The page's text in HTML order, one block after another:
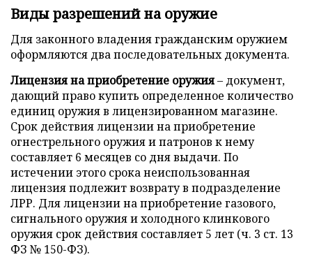
Виды разрешений на оружие
Для законного владения гражданским оружием
оформляются два последовательных документа.
Лицензия на приобретение оружия– документ,
дающий право купить определенное количество
единиц оружия в лицензированном магазине.
Срок действия лицензии на приобретение
огнестрельного оружия и патронов к нему
составляет 6 месяцев со дня выдачи. По
истечении этого срока неиспользованная
лицензия подлежит возврату в подразделение
ЛРР. Для лицензии на приобретение газового,
сигнального оружия и холодного клинкового
оружия срок действия составляет 5 лет (ч. 3 ст. 13
ФЗ № 150-ФЗ).